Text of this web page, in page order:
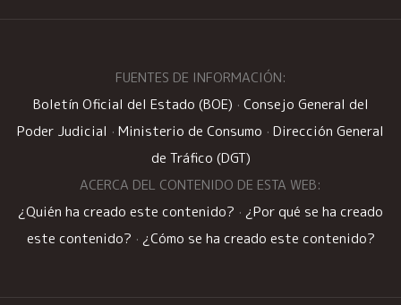
FUENTES DE INFORMACIÓN:
Boletín Oficial del Estado (BOE) · Consejo General del
Poder Judicial · Ministerio de Consumo · Dirección General
de Tráfico (DGT)
ACERCA DEL CONTENIDO DE ESTA WEB:
¿Quién ha creado este contenido? · ¿Por qué se ha creado
este contenido? · ¿Cómo se ha creado este contenido?